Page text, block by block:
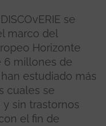
se
marco del
Horizonte
6 millones de
estudiado más
cuales se
sin trastornos
el fin de